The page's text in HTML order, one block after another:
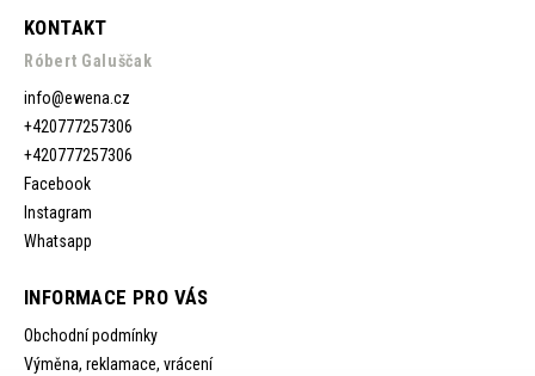
KONTAKT
Róbert Galuščak
info@ewena.cz
+420777257306
+420777257306
Facebook
Instagram
Whatsapp
INFORMACE PRO VÁS
Obchodní podmínky
Výměna, reklamace, vrácení